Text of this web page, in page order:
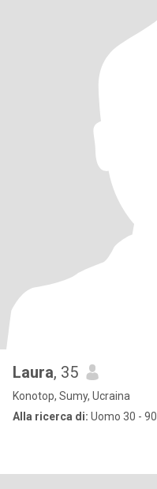
Laura, 35
Konotop, Sumy, Ucraina
Alla ricerca di: Uomo 30 - 90